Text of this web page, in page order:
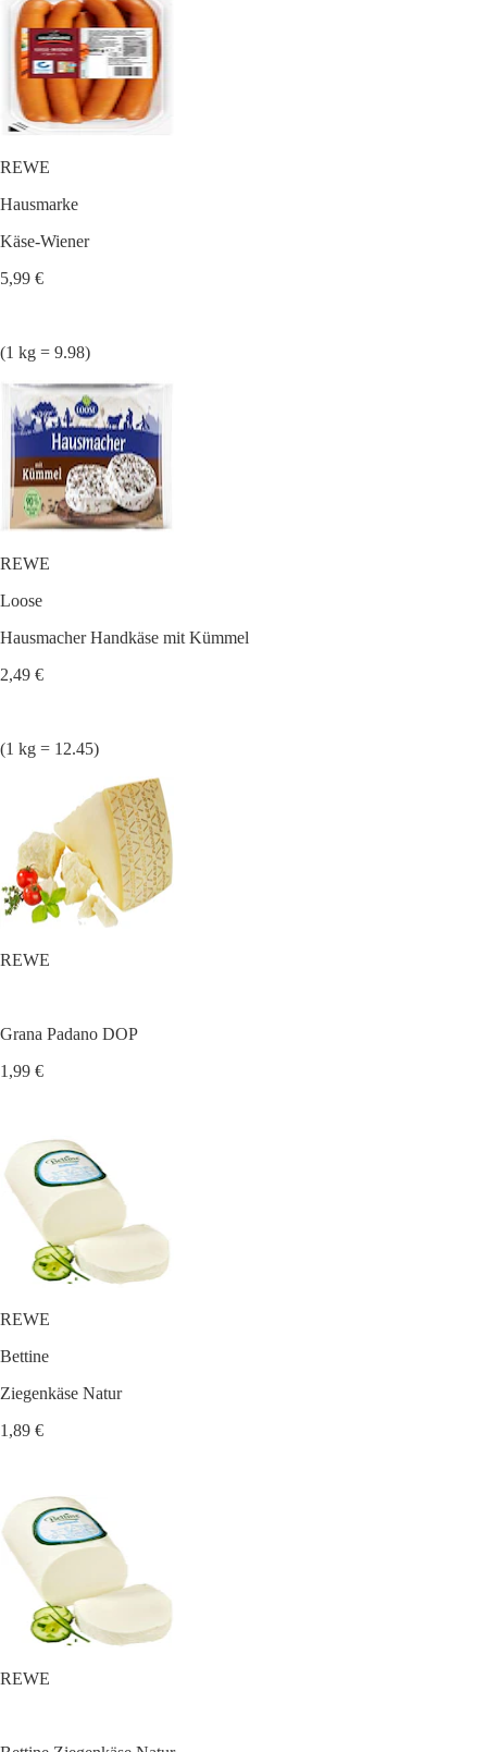
REWE
Hausmarke
Käse-Wiener
5,99 €
(1 kg = 9.98)
REWE
Loose
Hausmacher Handkäse mit Kümmel
2,49 €
(1 kg = 12.45)
REWE
Grana Padano DOP
1,99 €
REWE
Bettine
Ziegenkäse Natur
1,89 €
REWE